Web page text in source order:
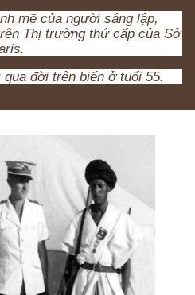
mẽ của người sáng lập,
Thị trường thứ cấp của Sở
đời trên biển ở tuổi 55.